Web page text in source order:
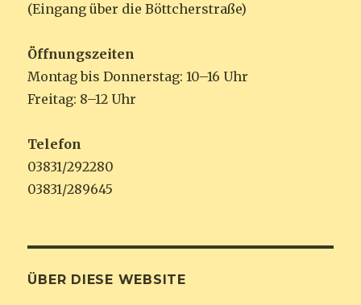
(Eingang über die Böttcherstraße)
Öffnungszeiten
Montag bis Donnerstag: 10–16 Uhr
Freitag: 8–12 Uhr
Telefon
03831/292280
03831/289645
ÜBER DIESE WEBSITE